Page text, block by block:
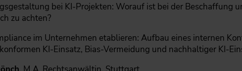
bei KI-Projekten: Worauf ist bei der Beschaffung
zu achten?
im Unternehmen etablieren: Aufbau eines internen
KI-Einsatz, Bias-Vermeidung und nachhaltiger KI-